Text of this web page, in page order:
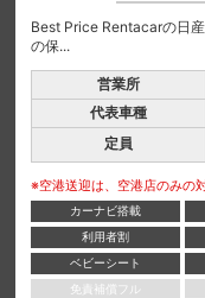
Best Price Rentacarの日
の保...
営業所
代表車種
定員
※空港送迎は、空港店のみの
カーナビ搭載
利用者割
ベビーシート
免責補償フル